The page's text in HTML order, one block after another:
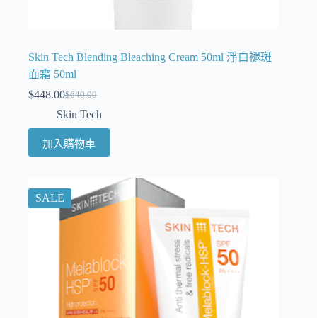
Skin Tech Blending Bleaching Cream 50ml 淨白褪斑
面霜 50ml
$640.00
$448.00
Skin Tech
加入購物車
SALE